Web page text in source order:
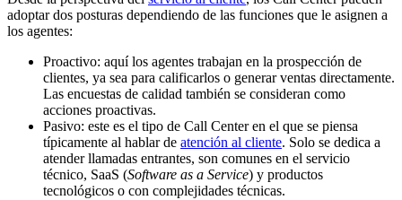
adoptar dos posturas dependiendo de las funciones que le asignen a
los agentes:
Proactivo: aquí los agentes trabajan en la prospección de
clientes, ya sea para calificarlos o generar ventas directamente.
Las encuestas de calidad también se consideran como
acciones proactivas.
Pasivo: este es el tipo de Call Center en el que se piensa
típicamente al hablar de atención al cliente. Solo se dedica a
atender llamadas entrantes, son comunes en el servicio
técnico, SaaS (Software as a Service) y productos
tecnológicos o con complejidades técnicas.